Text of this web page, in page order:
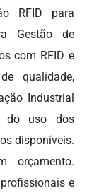
RFID para
Gestão de
com RFID e
qualidade,
Industrial
do uso dos
disponíveis.
orçamento.
e